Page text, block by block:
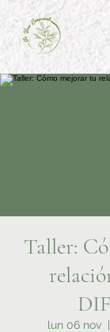
Taller:
lun 06 nov
  |